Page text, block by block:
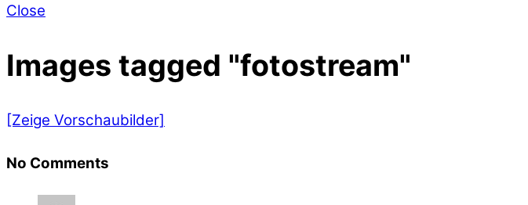
Close
Images tagged "fotostream"
[Zeige Vorschaubilder]
No Comments